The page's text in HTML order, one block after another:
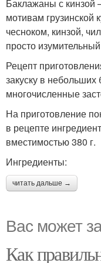
Баклажаны с кинзой
мотивам грузинской
чесноком, кинзой,
просто
Рецепт
закуску в небольших
многочисленные
На приготовление
в рецепте
вместимостью 380 г.
Ингредиенты:
читать дальше →
Вас может
Как